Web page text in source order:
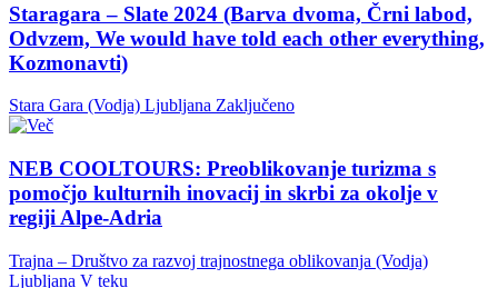
Staragara – Slate 2024 (Barva dvoma, Črni labod,
Odvzem, We would have told each other everything,
Kozmonavti)
Stara Gara (Vodja) Ljubljana Zaključeno
NEB COOLTOURS: Preoblikovanje turizma s
pomočjo kulturnih inovacij in skrbi za okolje v
regiji Alpe-Adria
Trajna – Društvo za razvoj trajnostnega oblikovanja (Vodja)
Ljubljana V teku